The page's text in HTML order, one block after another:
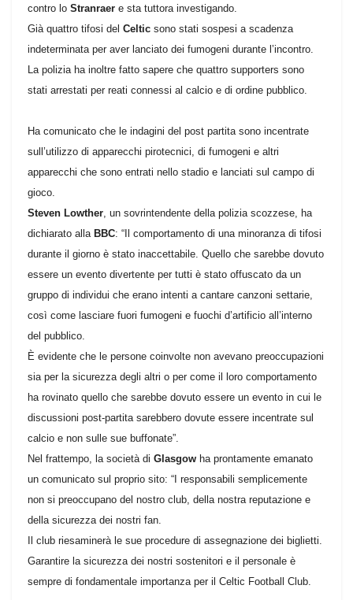
contro lo Stranraer e sta tuttora investigando.
Già quattro tifosi del Celtic sono stati sospesi a scadenza
indeterminata per aver lanciato dei fumogeni durante l’incontro.
La polizia ha inoltre fatto sapere che quattro supporters sono
stati arrestati per reati connessi al calcio e di ordine pubblico.
Ha comunicato che le indagini del post partita sono incentrate
sull’utilizzo di apparecchi pirotecnici, di fumogeni e altri
apparecchi che sono entrati nello stadio e lanciati sul campo di
gioco.
Steven Lowther, un sovrintendente della polizia scozzese, ha
dichiarato allaBBC: “Il comportamento di una minoranza di tifosi
durante il giorno è stato inaccettabile. Quello che sarebbe dovuto
essere un evento divertente per tutti è stato offuscato da un
gruppo di individui che erano intenti a cantare canzoni settarie,
così come lasciare fuori fumogeni e fuochi d’artificio all’interno
del pubblico.
È evidente che le persone coinvolte non avevano preoccupazioni
sia per la sicurezza degli altri o per come il loro comportamento
ha rovinato quello che sarebbe dovuto essere un evento in cui le
discussioni post-partita sarebbero dovute essere incentrate sul
calcio e non sulle sue buffonate”.
Nel frattempo, la società di Glasgow ha prontamente emanato
un comunicato sul proprio sito: “I responsabili semplicemente
non si preoccupano del nostro club, della nostra reputazione e
della sicurezza dei nostri fan.
Il club riesaminerà le sue procedure di assegnazione dei biglietti.
Garantire la sicurezza dei nostri sostenitori e il personale è
sempre di fondamentale importanza per il Celtic Football Club.